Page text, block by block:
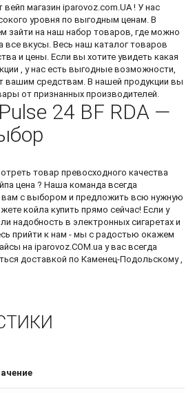
вейп магазин iparovoz.com.UA ! У нас
уровня по выгодным ценам. В
зайти на наш набор товаров, где можно
все вкусы. Весь наш каталог товаров
и цены. Если вы хотите увидеть какая
, у нас есть выгодные возможности,
вашим средствам. В нашей продукции вы
от признанных производителей.
24 BF RDA —
товар превосходного качества
цена ? Наша команда всегда
вам с выбором и предложить всю нужную
койла купить прямо сейчас! Если у
надобность в электронных сигаретах и
прийти к нам - мы с радостью окажем
на iparovoz.COM.ua у вас всегда
доставкой по Каменец-Подольскому ,